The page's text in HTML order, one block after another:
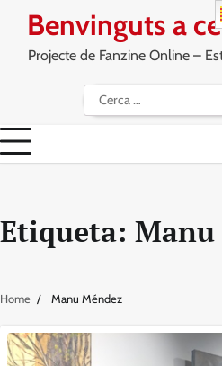
content
Benvinguts a
Projecte de Fanzine Online –
Cerca:
Etiqueta: Manu
Home Manu Méndez